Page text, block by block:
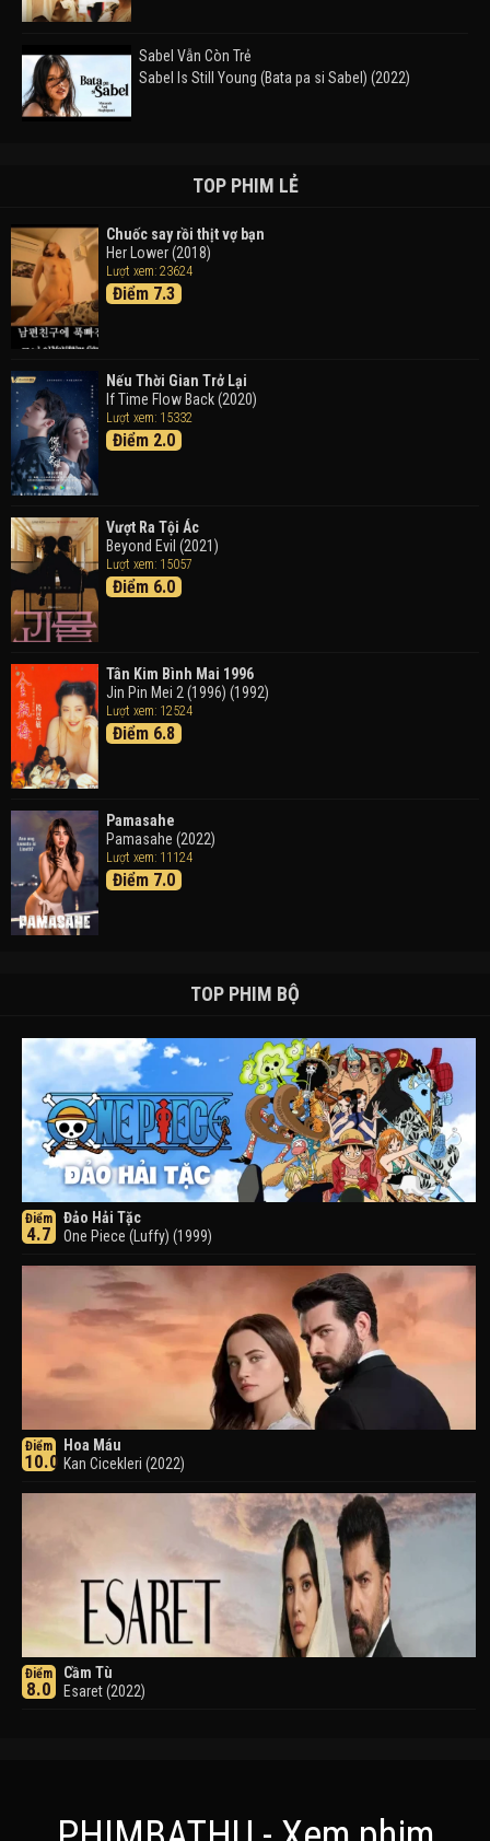
Sabel Vẫn Còn Trẻ
Sabel Is Still Young (Bata pa si Sabel) (2022)
Takas (2024)
Thám Tử Lừng Danh Conan 26: Tàu Ngầm Sắt Màu
Đen
Detective Conan: Black Iron Submarine (2023)
Trong Tranh
Doraemon the Movie: Nobita's Art World Tales (2025)
Tháng Ngày Tươi Đẹp
TOP PHIM LẺ
Chuốc say rồi thịt vợ bạn
Her Lower (2018)
Lượt xem: 23624
Điểm 7.3
Nếu Thời Gian Trở Lại
If Time Flow Back (2020)
Lượt xem: 15332
Điểm 2.0
Vượt Ra Tội Ác
Beyond Evil (2021)
Lượt xem: 15057
Điểm 6.0
Tân Kim Bình Mai 1996
Jin Pin Mei 2 (1996) (1992)
Lượt xem: 12524
Điểm 6.8
Pamasahe
Pamasahe (2022)
Lượt xem: 11124
Điểm 7.0
TOP PHIM BỘ
Điểm
4.7
Đảo Hải Tặc
One Piece (Luffy) (1999)
Điểm
10.0
Hoa Máu
Kan Cicekleri (2022)
Điểm
8.0
Cầm Tù
Esaret (2022)